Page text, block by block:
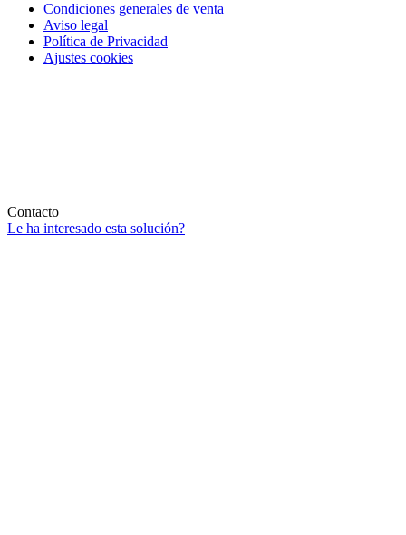
Condiciones generales de venta
Aviso legal
Política de Privacidad
Ajustes cookies
Contacto
Le ha interesado esta solución?